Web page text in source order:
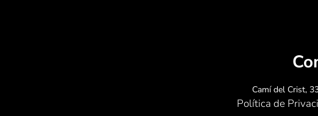
Camí del Crist,
Política de